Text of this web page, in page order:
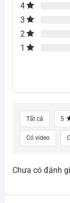
4
3
2
1
Tất cả 5
Có video
Chưa có đánh